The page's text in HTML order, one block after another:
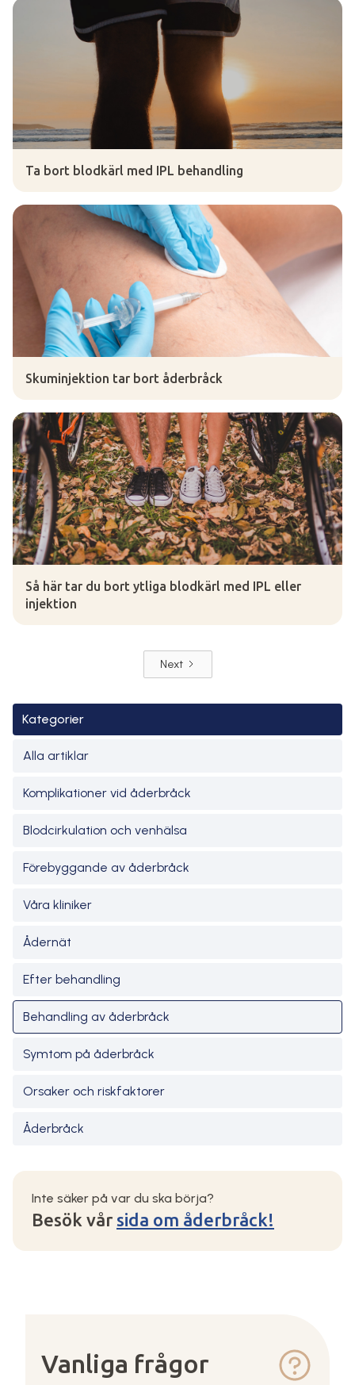
Ta bort blodkärl med IPL behandling
Skuminjektion tar bort åderbråck
Så här tar du bort ytliga blodkärl med IPL eller
injektion
Next
Kategorier
Alla artiklar
Komplikationer vid åderbråck
Blodcirkulation och venhälsa
Förebyggande av åderbråck
Våra kliniker
Ådernät
Efter behandling
Behandling av åderbråck
Symtom på åderbråck
Orsaker och riskfaktorer
Åderbråck
Inte säker på var du ska börja?
Besök vår sida om åderbråck!
Vanliga frågor